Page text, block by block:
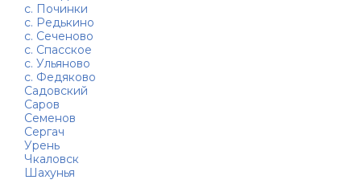
с. Починки
с. Редькино
с. Сеченово
с. Спасское
с. Ульяново
с. Федяково
Садовский
Саров
Семенов
Сергач
Урень
Чкаловск
Шахунья